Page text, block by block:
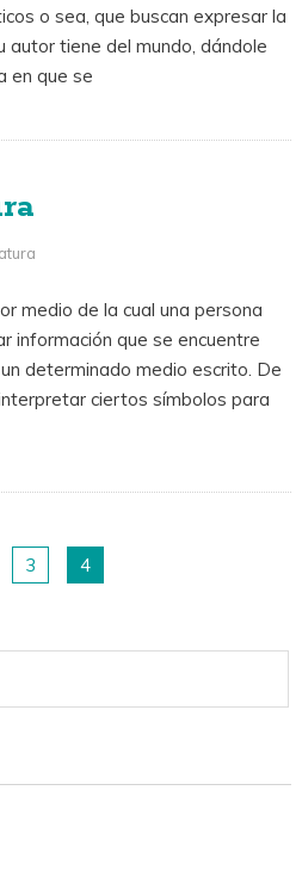
o sea, que buscan expresar la
autor tiene del mundo, dándole
en que se
medio de la cual una persona
información que se encuentre
determinado medio escrito. De
ciertos símbolos para
3 4